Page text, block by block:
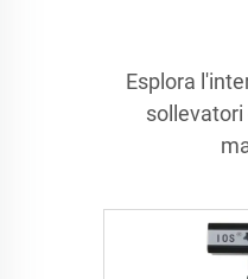
Esplora